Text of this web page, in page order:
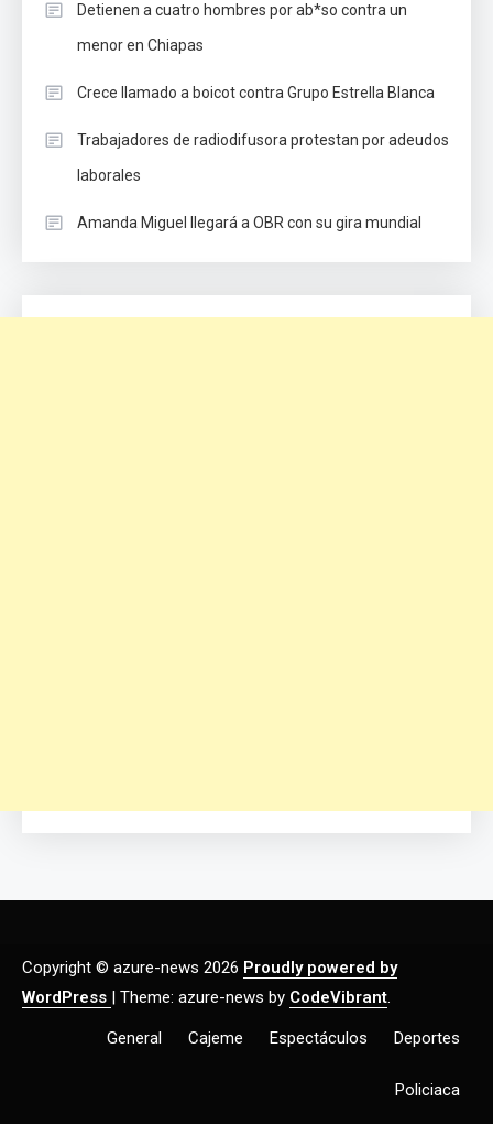
Detienen a cuatro hombres por ab*so contra un
menor en Chiapas
Crece llamado a boicot contra Grupo Estrella Blanca
Trabajadores de radiodifusora protestan por adeudos
laborales
Amanda Miguel llegará a OBR con su gira mundial
Copyright © azure-news 2026 Proudly powered by
WordPress | Theme: azure-news by CodeVibrant.
General Cajeme Espectáculos Deportes
Policiaca